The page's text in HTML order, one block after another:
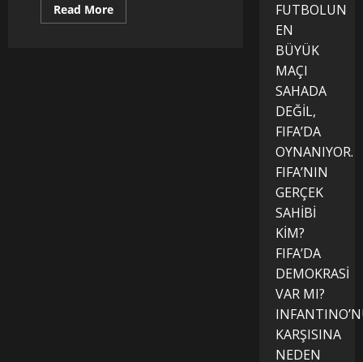
Read MoreRead
more
FUTBOLUN
EN
BÜYÜK
MAÇI
SAHADA
DEĞİL,
FIFA’DA
OYNANIYOR.
FIFA’NIN
GERÇEK
SAHİBİ
KİM?
FIFA’DA
DEMOKRASİ
VAR MI?
KARŞISINA
NEDEN